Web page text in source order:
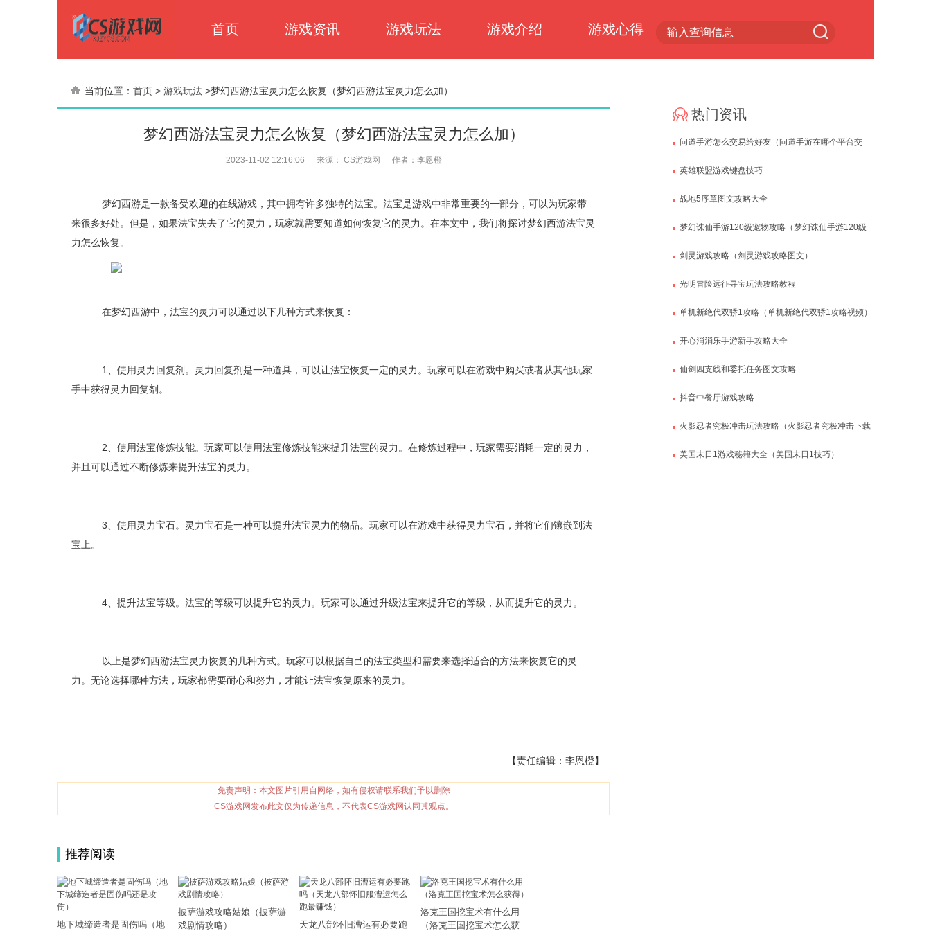
首页 游戏资讯 游戏玩法 游戏介绍 游戏心得 小游戏专区
当前位置： 首页 > 游戏玩法 >梦幻西游法宝灵力怎么恢复（梦幻西游法宝灵力怎么加）
梦幻西游法宝灵力怎么恢复（梦幻西游法宝灵力怎么加）
2023-11-02 12:16:06 来源： CS游戏网 作者：李恩橙
梦幻西游是一款备受欢迎的在线游戏，其中拥有许多独特的法宝。法宝是游戏中非常重要的一部分，可以为玩家带
来很多好处。但是，如果法宝失去了它的灵力，玩家就需要知道如何恢复它的灵力。在本文中，我们将探讨梦幻西游法宝灵
力怎么恢复。
在梦幻西游中，法宝的灵力可以通过以下几种方式来恢复：
1、使用灵力回复剂。灵力回复剂是一种道具，可以让法宝恢复一定的灵力。玩家可以在游戏中购买或者从其他玩家
手中获得灵力回复剂。
2、使用法宝修炼技能。玩家可以使用法宝修炼技能来提升法宝的灵力。在修炼过程中，玩家需要消耗一定的灵力，
并且可以通过不断修炼来提升法宝的灵力。
3、使用灵力宝石。灵力宝石是一种可以提升法宝灵力的物品。玩家可以在游戏中获得灵力宝石，并将它们镶嵌到法
宝上。
4、提升法宝等级。法宝的等级可以提升它的灵力。玩家可以通过升级法宝来提升它的等级，从而提升它的灵力。
以上是梦幻西游法宝灵力恢复的几种方式。玩家可以根据自己的法宝类型和需要来选择适合的方法来恢复它的灵
力。无论选择哪种方法，玩家都需要耐心和努力，才能让法宝恢复原来的灵力。
【责任编辑：李恩橙】
免责声明：本文图片引用自网络，如有侵权请联系我们予以删除
CS游戏网发布此文仅为传递信息，不代表CS游戏网认同其观点。
推荐阅读
地下城缔造者是固伤吗（地
披萨游戏攻略姑娘（披萨游
戏剧情攻略）
天龙八部怀旧漕运有必要跑
洛克王国挖宝术有什么用
（洛克王国挖宝术怎么获
热门资讯
问道手游怎么交易给好友（问道手游在哪个平台交
英雄联盟游戏键盘技巧
战地5序章图文攻略大全
梦幻诛仙手游120级宠物攻略（梦幻诛仙手游120级
剑灵游戏攻略（剑灵游戏攻略图文）
光明冒险远征寻宝玩法攻略教程
单机新绝代双骄1攻略（单机新绝代双骄1攻略视频）
开心消消乐手游新手攻略大全
仙剑四支线和委托任务图文攻略
抖音中餐厅游戏攻略
火影忍者究极冲击玩法攻略（火影忍者究极冲击下载
美国末日1游戏秘籍大全（美国末日1技巧）